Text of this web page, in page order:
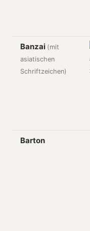
Banzai (mit
asiatischen
Schriftzeichen)
Barton